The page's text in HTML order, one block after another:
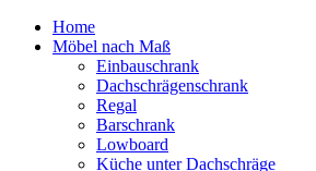
Home
Möbel nach Maß
Einbauschrank
Dachschrägenschrank
Regal
Barschrank
Lowboard
Küche unter Dachschräge